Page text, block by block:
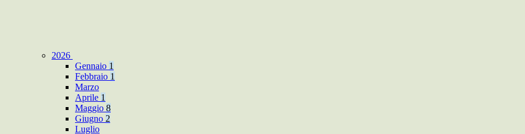
2026
Gennaio 1
Febbraio 1
Marzo
Aprile 1
Maggio 8
Giugno 2
Luglio